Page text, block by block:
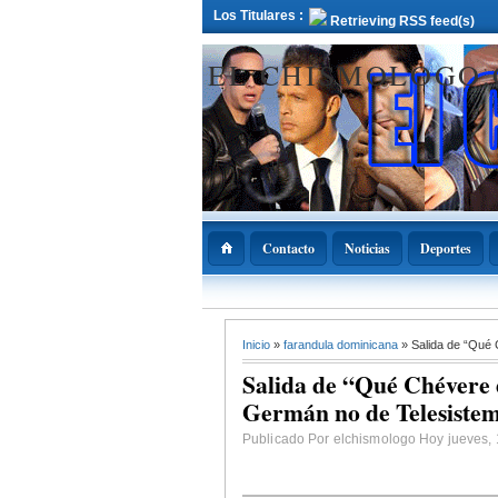
Los Titulares : Retrieving RSS feed(s)
EL
Contacto Noticias Deportes
ADOPAE
Abinader
11 de diciembre
Nacional de la
Inicio » farandula dominicana » Salida de “Qué
Salida de “Qué
Germán no de
Publicado Por elchismologo Hoy